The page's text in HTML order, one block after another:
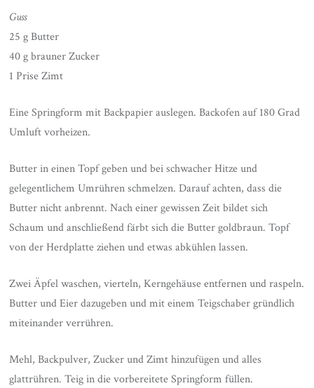
Guss
25 g Butter
40 g brauner Zucker
1 Prise Zimt
Eine Springform mit Backpapier auslegen. Backofen auf 180 Grad
Umluft vorheizen.
Butter in einen Topf geben und bei schwacher Hitze und
gelegentlichem Umrühren schmelzen. Darauf achten, dass die
Butter nicht anbrennt. Nach einer gewissen Zeit bildet sich
Schaum und anschließend färbt sich die Butter goldbraun. Topf
von der Herdplatte ziehen und etwas abkühlen lassen.
Zwei Äpfel waschen, vierteln, Kerngehäuse entfernen und raspeln.
Butter und Eier dazugeben und mit einem Teigschaber gründlich
miteinander verrühren.
Mehl, Backpulver, Zucker und Zimt hinzufügen und alles
glattrühren. Teig in die vorbereitete Springform füllen.